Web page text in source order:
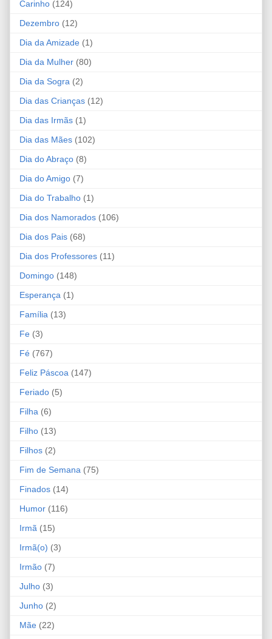
Carinho (124)
Dezembro (12)
Dia da Amizade (1)
Dia da Mulher (80)
Dia da Sogra (2)
Dia das Crianças (12)
Dia das Irmãs (1)
Dia das Mães (102)
Dia do Abraço (8)
Dia do Amigo (7)
Dia do Trabalho (1)
Dia dos Namorados (106)
Dia dos Pais (68)
Dia dos Professores (11)
Domingo (148)
Esperança (1)
Família (13)
Fe (3)
Fé (767)
Feliz Páscoa (147)
Feriado (5)
Filha (6)
Filho (13)
Filhos (2)
Fim de Semana (75)
Finados (14)
Humor (116)
Irmã (15)
Irmã(o) (3)
Irmão (7)
Julho (3)
Junho (2)
Mãe (22)